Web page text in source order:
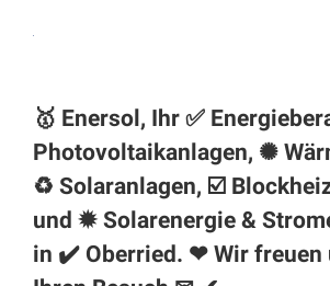
🥇 Enersol, Ihr ✅
Photovoltaikanlagen, ✺
♻ Solaranlagen, ☑️
und ✹ Solarenergie &
in ✔️ Oberried. ❤ Wir freuen